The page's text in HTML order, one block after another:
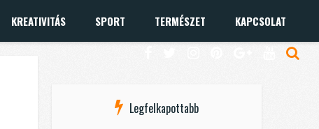
KREATIVITÁS SPORT TERMÉSZET KAPCSOLAT
Legfelkapottabb